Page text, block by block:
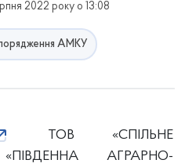
2022 року о 13:08
АМКУ
ТОВ «СПІЛЬНЕ
АГРАРНО-